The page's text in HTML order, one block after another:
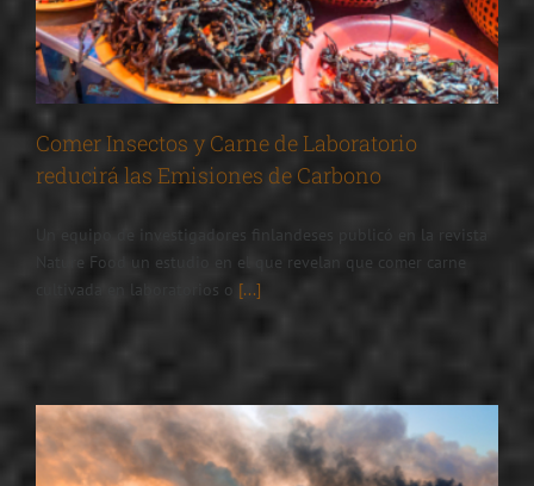
Comer Insectos y Carne de Laboratorio
reducirá las Emisiones de Carbono
Un equipo de investigadores finlandeses publicó en la revista
Nature Food un estudio en el que revelan que comer carne
cultivada en laboratorios o [...]